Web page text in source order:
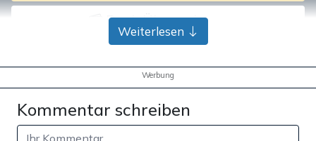
Bank-Überweisung
Weiterlesen
Werbung
Kommentar schreiben